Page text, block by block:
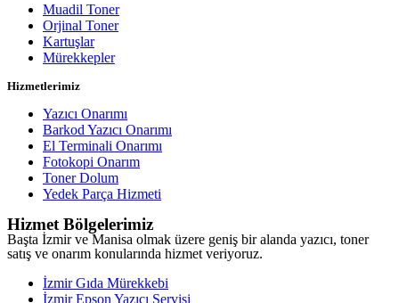
Muadil Toner
Orjinal Toner
Kartuşlar
Mürekkepler
Hizmetlerimiz
Yazıcı Onarımı
Barkod Yazıcı Onarımı
El Terminali Onarımı
Fotokopi Onarım
Toner Dolum
Yedek Parça Hizmeti
Hizmet Bölgelerimiz
Başta İzmir ve Manisa olmak üzere geniş bir alanda yazıcı, toner
satış ve onarım konularında hizmet veriyoruz.
İzmir Gıda Mürekkebi
İzmir Epson Yazıcı Servisi